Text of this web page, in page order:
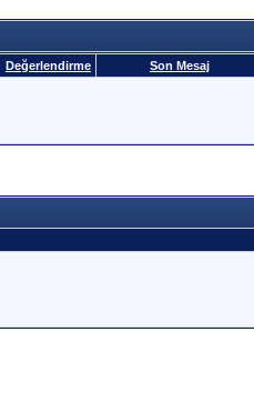
Değerlendirme Son Mesaj